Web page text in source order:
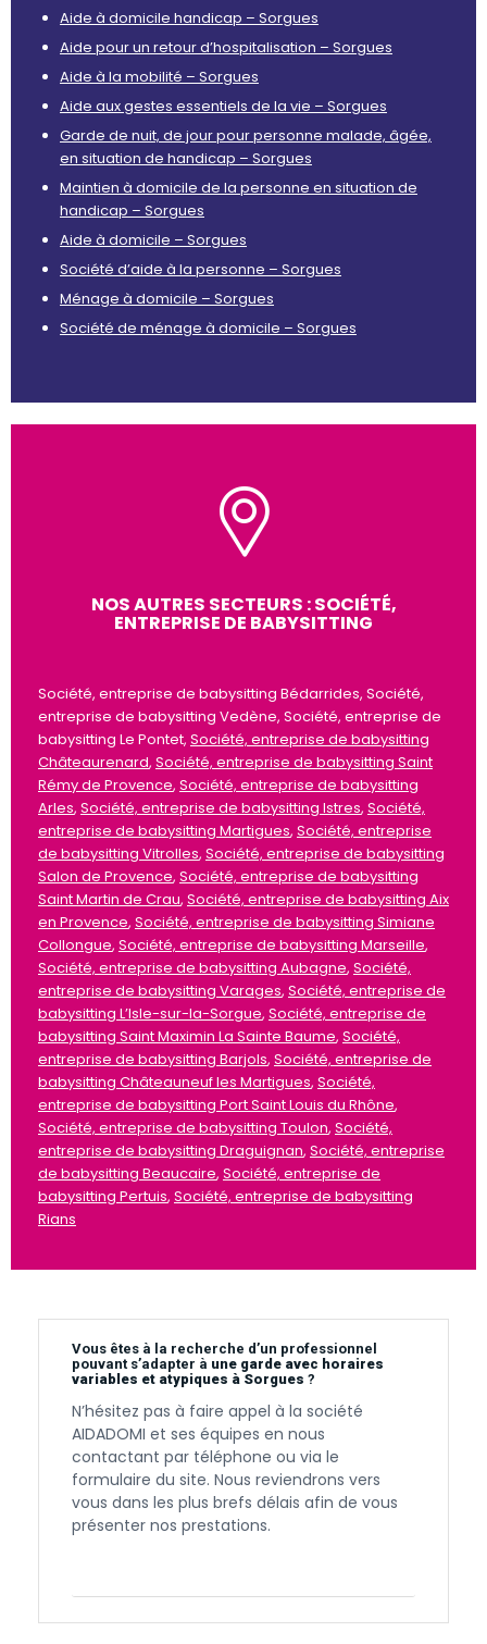
Aide à domicile handicap – Sorgues
Aide pour un retour d’hospitalisation – Sorgues
Aide à la mobilité – Sorgues
Aide aux gestes essentiels de la vie – Sorgues
Garde de nuit, de jour pour personne malade, âgée,
en situation de handicap – Sorgues
Maintien à domicile de la personne en situation de
handicap – Sorgues
Aide à domicile – Sorgues
Société d’aide à la personne – Sorgues
Ménage à domicile – Sorgues
Société de ménage à domicile – Sorgues
NOS AUTRES SECTEURS : SOCIÉTÉ,
ENTREPRISE DE BABYSITTING
Société, entreprise de babysitting Bédarrides, Société,
entreprise de babysitting Vedène, Société, entreprise de
babysitting Le Pontet, Société, entreprise de babysitting
Châteaurenard, Société, entreprise de babysitting Saint
Rémy de Provence, Société, entreprise de babysitting
Arles, Société, entreprise de babysitting Istres, Société,
entreprise de babysitting Martigues, Société, entreprise
de babysitting Vitrolles, Société, entreprise de babysitting
Salon de Provence, Société, entreprise de babysitting
Saint Martin de Crau, Société, entreprise de babysitting Aix
en Provence, Société, entreprise de babysitting Simiane
Collongue, Société, entreprise de babysitting Marseille,
Société, entreprise de babysitting Aubagne, Société,
entreprise de babysitting Varages, Société, entreprise de
babysitting L’Isle-sur-la-Sorgue, Société, entreprise de
babysitting Saint Maximin La Sainte Baume, Société,
entreprise de babysitting Barjols, Société, entreprise de
babysitting Châteauneuf les Martigues, Société,
entreprise de babysitting Port Saint Louis du Rhône,
Société, entreprise de babysitting Toulon, Société,
entreprise de babysitting Draguignan, Société, entreprise
de babysitting Beaucaire, Société, entreprise de
babysitting Pertuis, Société, entreprise de babysitting
Rians
Vous êtes à la recherche d’un professionnel
pouvant s’adapter à une garde avec horaires
variables et atypiques à Sorgues ?
N’hésitez pas à faire appel à la société
AIDADOMI et ses équipes en nous
contactant par téléphone ou via le
formulaire du site. Nous reviendrons vers
vous dans les plus brefs délais afin de vous
présenter nos prestations.